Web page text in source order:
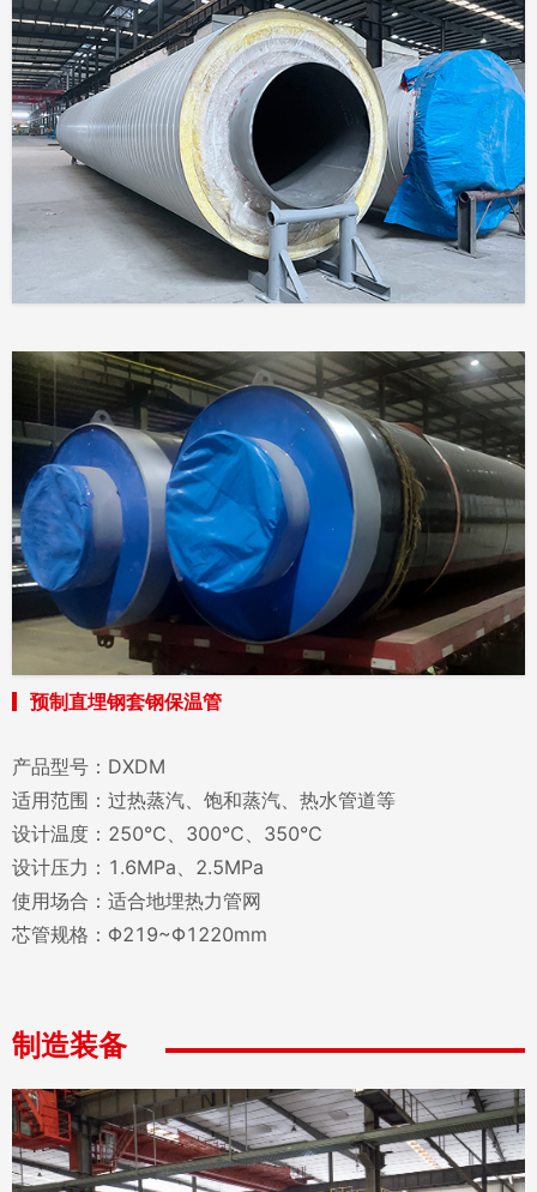
预制直埋钢套钢保温管
产品型号：DXDM
适用范围：过热蒸汽、饱和蒸汽、热水管道等
设计温度：250℃、300℃、350℃
设计压力：1.6MPa、2.5MPa
使用场合：适合地埋热力管网
芯管规格：Φ219~Φ1220mm
制造装备